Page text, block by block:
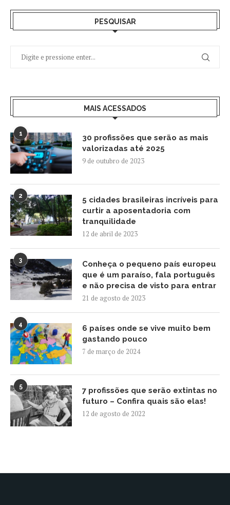
PESQUISAR
MAIS ACESSADOS
1
30 profissões que serão as mais
valorizadas até 2025
9 de outubro de 2023
2
5 cidades brasileiras incríveis para
curtir a aposentadoria com
tranquilidade
12 de abril de 2023
3
Conheça o pequeno país europeu
que é um paraíso, fala português
e não precisa de visto para entrar
21 de agosto de 2023
4
6 países onde se vive muito bem
gastando pouco
7 de março de 2024
5
7 profissões que serão extintas no
futuro – Confira quais são elas!
12 de agosto de 2022